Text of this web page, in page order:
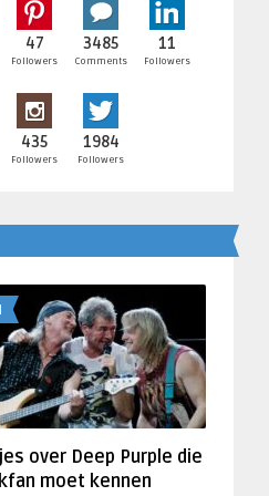
47
Followers
3485
Comments
11
Followers
435
Followers
1984
Followers
over Deep Purple die
moet kennen